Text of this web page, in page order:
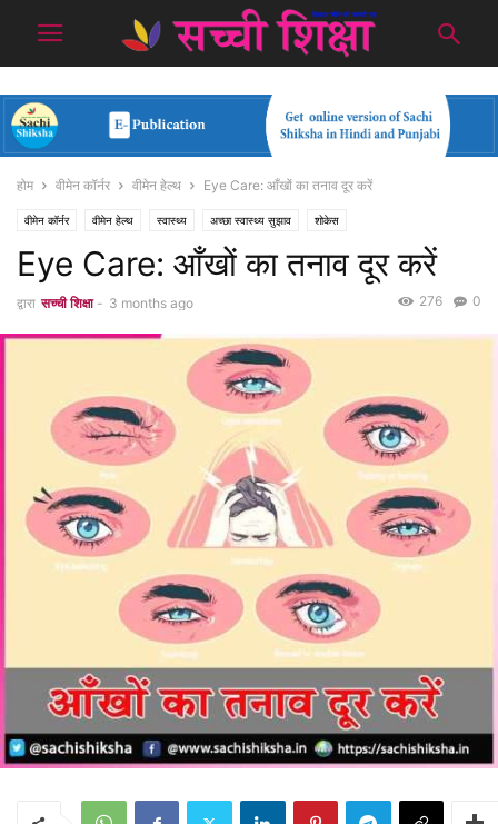
होम वीमेन कॉर्नर वीमेन हेल्थ Eye Care: आँखों का तनाव दूर करें
वीमेन कॉर्नर वीमेन हेल्थ स्वास्थ्य अच्छा स्वास्थ्य सुझाव शोकेस
Eye Care: आँखों का तनाव दूर करें
द्वारा सच्ची शिक्षा - 3 months ago 0
276